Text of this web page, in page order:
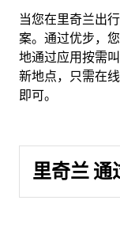
当您在里奇兰出
案。通过优步，
地通过应用按需
新地点，只需在
即可。
里奇兰 通